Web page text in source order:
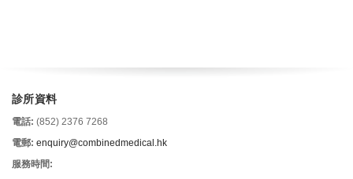
診所資料
電話: (852) 2376 7268
電郵: enquiry@combinedmedical.hk
服務時間: